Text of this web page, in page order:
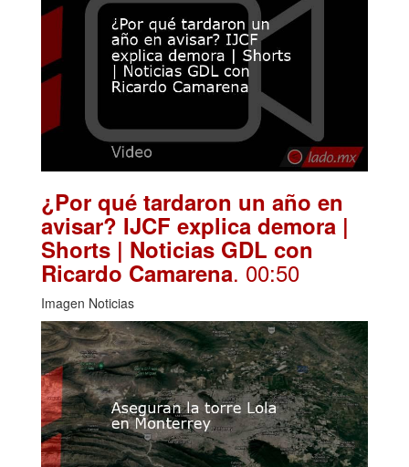
¿Por qué tardaron un año en
avisar? IJCF explica demora |
Shorts | Noticias GDL con
Ricardo Camarena. 00:50
Imagen Noticias